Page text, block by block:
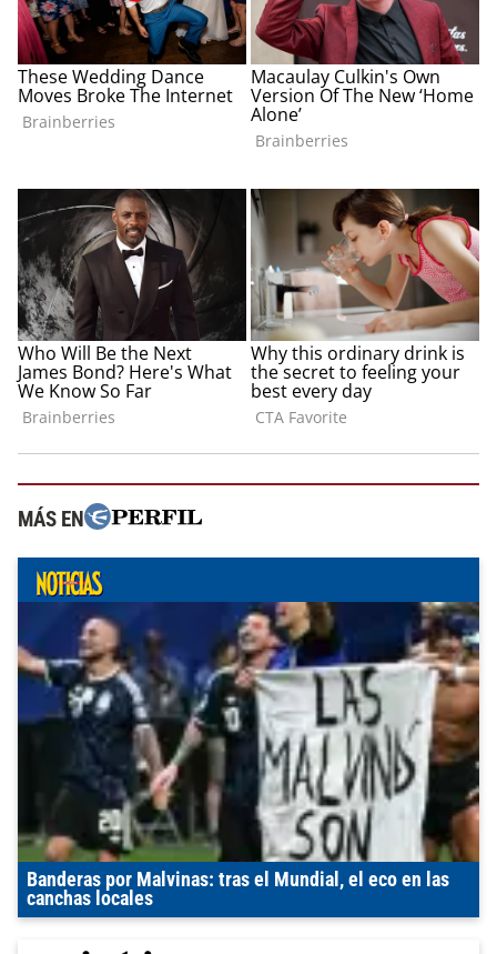
MÁS EN
Banderas por Malvinas: tras el Mundial, el eco en las
canchas locales